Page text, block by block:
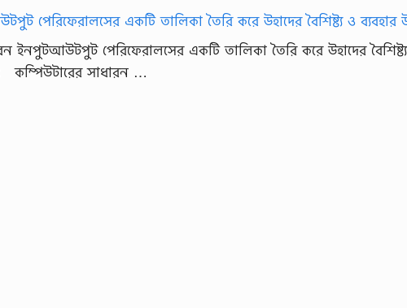
ইনপুটআউটপুট পেরিফেরালসের একটি তালিকা তৈরি করে উহাদের
কম্পিউটারের সাধারন …